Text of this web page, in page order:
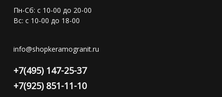
Пн-Сб: с 10-00 до 20-00
Вс: с 10-00 до 18-00
info@shopkeramogranit.ru
+7(495) 147-25-37
+7(925) 851-11-10